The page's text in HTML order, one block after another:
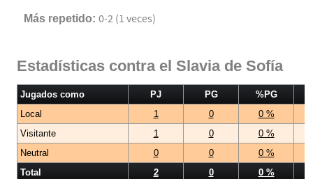
Más repetido: 0-2 (1 veces)
Estadísticas contra el Slavia de Sofía
Jugados como PJ PG
%PG
Local
1 0
0 %
Visitante
1 0
0 %
Neutral
0 0
0 %
Total
2 0 0 %